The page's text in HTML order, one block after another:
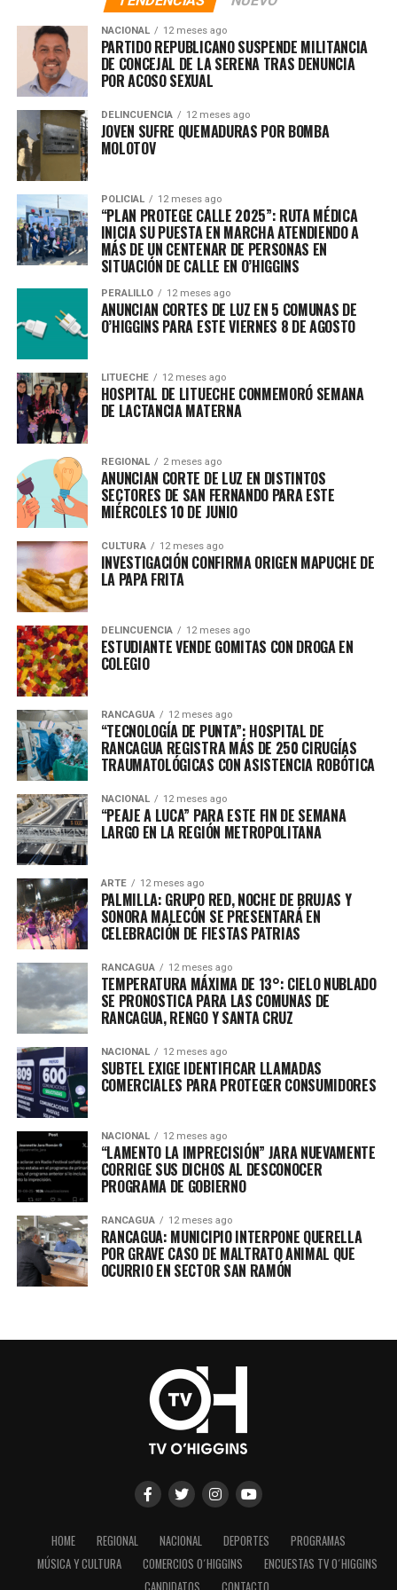
edad, en el contexto aparentemente por violencia
intrafamiliar. Este hecho habría sido desarrollado por
una mujer, quien premunida de un cuchillo le da muerte
por un conflicto entre ambos. Por ahora se está
desarrollando el proceso investigativo, en conjunto con
la Fiscalía Local y peritos del Laboratorio de
Criminalística Regional Talca, para dar con la dinámica
del hecho que se están investigando”.*
Tras la petición del Ministerio Público, la detención de
la imputada fue ampliada hasta el miércoles.
RELATED TOPICS:
“MAL UTILIZARON LA JUSTICIA PARA OBTENER GANANCIAS
POLÍTICAS”: FISCALÍA CIERRA INVESTIGACIÓN CONTRA
EXALCALDESA CONTRA EXALCALDESA IRACÍ HASSLER POR
CASO CIERRA BELLA
DON'T MISS
“PGU SUBE A $250.000” INCREMENTO ES GRADUAL SEGÚN
EDAD
NACIONAL 12 meses ago
PARTIDO REPUBLICANO SUSPENDE MILITANCIA
DE CONCEJAL DE LA SERENA TRAS DENUNCIA
POR ACOSO SEXUAL
DELINCUENCIA 12 meses ago
JOVEN SUFRE QUEMADURAS POR BOMBA
MOLOTOV
POLICIAL 12 meses ago
“PLAN PROTEGE CALLE 2025”: RUTA MÉDICA
INICIA SU PUESTA EN MARCHA ATENDIENDO A
MÁS DE UN CENTENAR DE PERSONAS EN
SITUACIÓN DE CALLE EN O’HIGGINS
PERALILLO 12 meses ago
ANUNCIAN CORTES DE LUZ EN 5 COMUNAS DE
O’HIGGINS PARA ESTE VIERNES 8 DE AGOSTO
LITUECHE 12 meses ago
HOSPITAL DE LITUECHE CONMEMORÓ SEMANA
DE LACTANCIA MATERNA
REGIONAL 2 meses ago
ANUNCIAN CORTE DE LUZ EN DISTINTOS
SECTORES DE SAN FERNANDO PARA ESTE
MIÉRCOLES 10 DE JUNIO
CULTURA 12 meses ago
INVESTIGACIÓN CONFIRMA ORIGEN MAPUCHE DE
LA PAPA FRITA
DELINCUENCIA 12 meses ago
ESTUDIANTE VENDE GOMITAS CON DROGA EN
COLEGIO
RANCAGUA 12 meses ago
“TECNOLOGÍA DE PUNTA”: HOSPITAL DE
RANCAGUA REGISTRA MÁS DE 250 CIRUGÍAS
TRAUMATOLÓGICAS CON ASISTENCIA ROBÓTICA
NACIONAL 12 meses ago
“PEAJE A LUCA” PARA ESTE FIN DE SEMANA
LARGO EN LA REGIÓN METROPOLITANA
ARTE 12 meses ago
PALMILLA: GRUPO RED, NOCHE DE BRUJAS Y
SONORA MALECÓN SE PRESENTARÁ EN
CELEBRACIÓN DE FIESTAS PATRIAS
RANCAGUA 12 meses ago
TEMPERATURA MÁXIMA DE 13°: CIELO NUBLADO
SE PRONOSTICA PARA LAS COMUNAS DE
RANCAGUA, RENGO Y SANTA CRUZ
NACIONAL 12 meses ago
SUBTEL EXIGE IDENTIFICAR LLAMADAS
COMERCIALES PARA PROTEGER CONSUMIDORES
NACIONAL 12 meses ago
“LAMENTO LA IMPRECISIÓN” JARA NUEVAMENTE
CORRIGE SUS DICHOS AL DESCONOCER
PROGRAMA DE GOBIERNO
RANCAGUA 12 meses ago
RANCAGUA: MUNICIPIO INTERPONE QUERELLA
POR GRAVE CASO DE MALTRATO ANIMAL QUE
OCURRIO EN SECTOR SAN RAMÓN
HOME REGIONAL NACIONAL DEPORTES
PROGRAMAS
MÚSICA Y CULTURA
COMERCIOS O´HIGGINS
ENCUESTAS TV O´HIGGINS